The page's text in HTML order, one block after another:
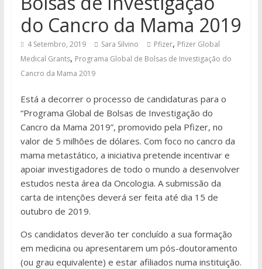
do Cancro da Mama 2019
4 Setembro, 2019 Sara Silvino Pfizer, Pfizer Global
Medical Grants, Programa Global de Bolsas de Investigação do
Cancro da Mama 2019
Está a decorrer o processo de candidaturas para o
“Programa Global de Bolsas de Investigação do
Cancro da Mama 2019”, promovido pela Pfizer, no
valor de 5 milhões de dólares. Com foco no cancro da
mama metastático, a iniciativa pretende incentivar e
apoiar investigadores de todo o mundo a desenvolver
estudos nesta área da Oncologia. A submissão da
carta de intenções deverá ser feita até dia 15 de
outubro de 2019.
Os candidatos deverão ter concluído a sua formação
em medicina ou apresentarem um pós-doutoramento
(ou grau equivalente) e estar afiliados numa instituição.